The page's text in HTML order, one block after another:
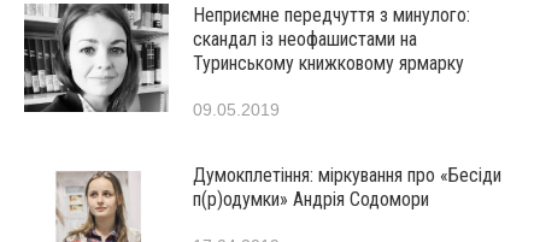
Неприємне передчуття з минулого:
скандал із неофашистами на
Туринському книжковому ярмарку
09.05.2019
Думокплетіння: міркування про «Бесіди
п(р)одумки» Андрія Содомори